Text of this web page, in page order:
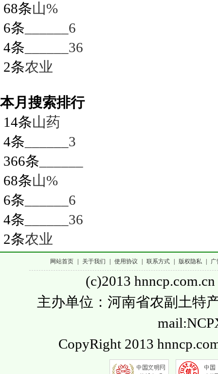
68条山%
6条 ______6
4条 ______36
2条农业
本月搜索排行
14条山药
4条 ______3
366条
68条山%
6条 ______6
4条 ______36
2条农业
网站首页 关于我们 使用协议 联系方式 版权隐私 广
(c)2013
主办单位：河南省农副土特
CopyRight 2013